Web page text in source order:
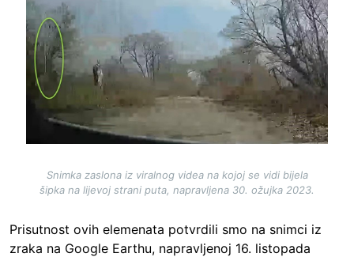
Snimka zaslona iz viralnog videa na kojoj se vidi bijela
šipka na lijevoj strani puta, napravljena 30. ožujka 2023.
Prisutnost ovih elemenata potvrdili smo na snimci iz
zraka na Google Earthu, napravljenoj 16. listopada